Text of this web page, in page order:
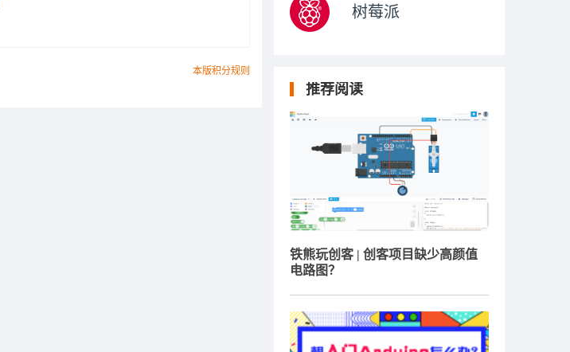
本版积分规则
树莓派
推荐阅读
铁熊玩创客 | 创客项目缺少高颜值
电路图？